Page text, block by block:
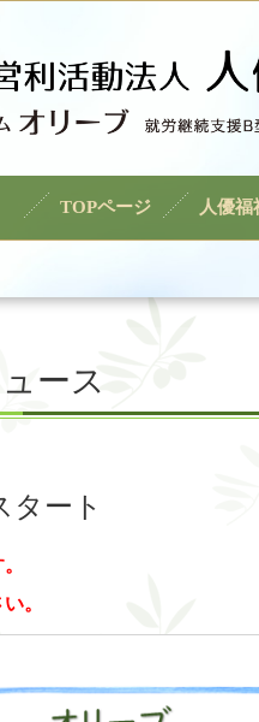
TOPページ 人優
ース
タート
。